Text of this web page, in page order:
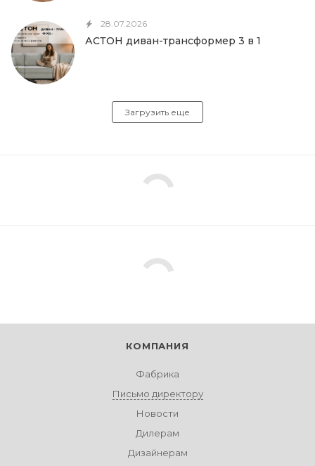
28.07.2026
АСТОН диван-трансформер 3 в 1
Загрузить еще
КОМПАНИЯ
Фабрика
Письмо директору
Новости
Дилерам
Дизайнерам